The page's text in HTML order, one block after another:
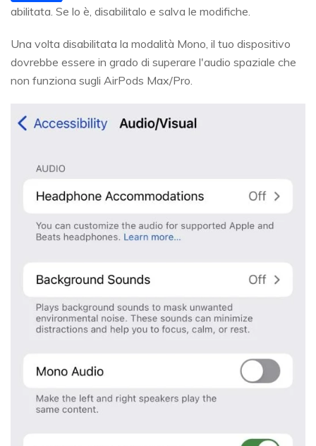
abilitata. Se lo è, disabilitalo e salva le modifiche.
Una volta disabilitata la modalità Mono, il tuo dispositivo
dovrebbe essere in grado di superare l'audio spaziale che
non funziona sugli AirPods Max/Pro.